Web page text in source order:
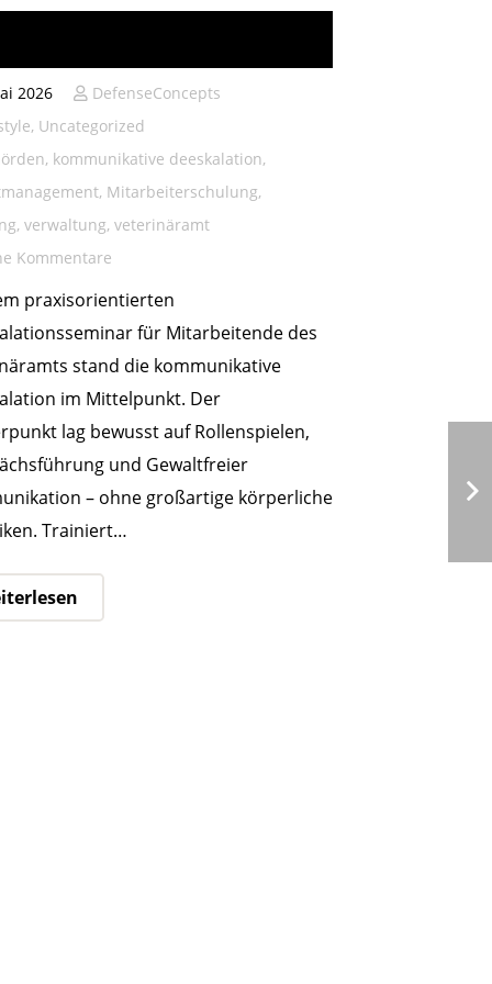
2026
DefenseConcepts
, Uncategorized
, kommunikative deeskalation,
, Mitarbeiterschulung,
, verwaltung, veterinäramt
Kommentare
praxisorientierten
für Mitarbeitende des
stand die kommunikative
im Mittelpunkt. Der
lag bewusst auf Rollenspielen,
und Gewaltfreier
– ohne großartige körperliche
Trainiert…